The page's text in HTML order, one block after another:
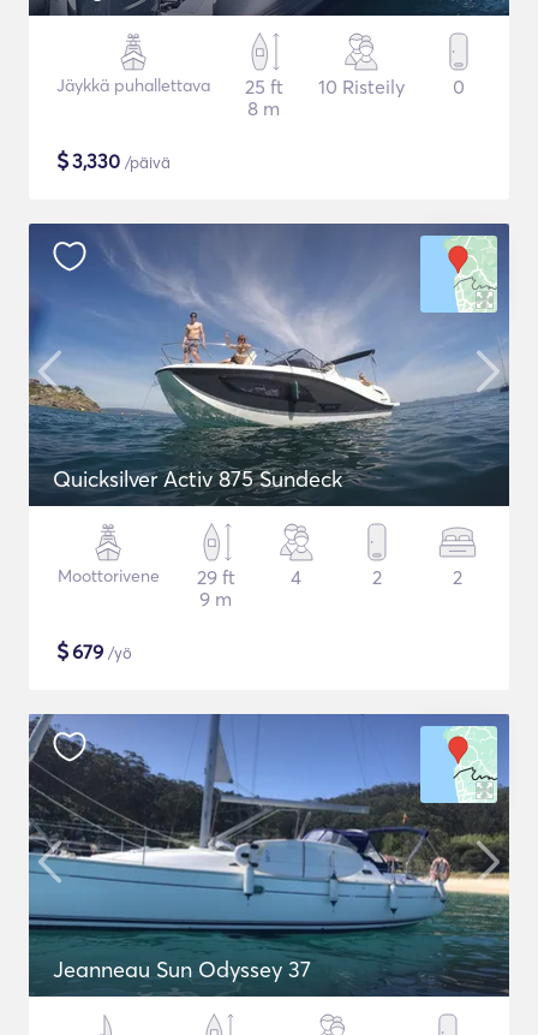
Jäykkä puhallettava
25 ft
8 m
10 Risteily 0
$3,330 /päivä
Quicksilver Activ 875 Sundeck
Moottorivene
29 ft
9 m
4 2 2
$679 /yö
Jeanneau Sun Odyssey 37